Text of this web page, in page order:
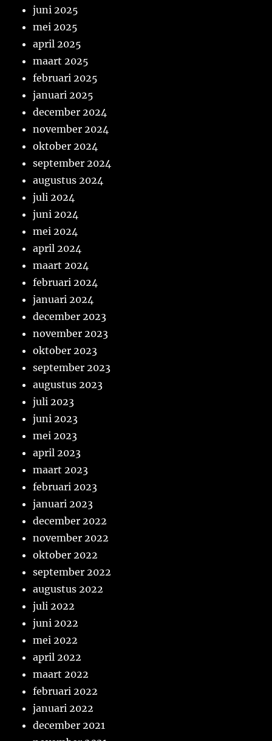
juni 2025
mei 2025
april 2025
maart 2025
februari 2025
januari 2025
december 2024
november 2024
oktober 2024
september 2024
augustus 2024
juli 2024
juni 2024
mei 2024
april 2024
maart 2024
februari 2024
januari 2024
december 2023
november 2023
oktober 2023
september 2023
augustus 2023
juli 2023
juni 2023
mei 2023
april 2023
maart 2023
februari 2023
januari 2023
december 2022
november 2022
oktober 2022
september 2022
augustus 2022
juli 2022
juni 2022
mei 2022
april 2022
maart 2022
februari 2022
januari 2022
december 2021